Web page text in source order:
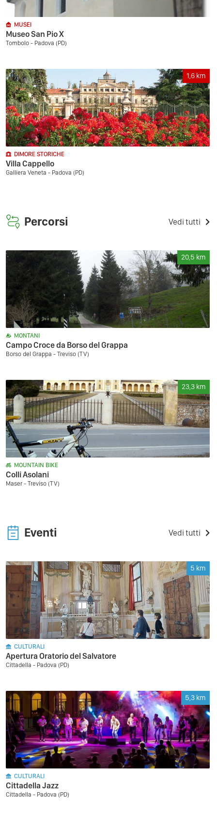
MUSEI
Museo San Pio X
Tombolo - Padova (PD)
1,6 km
DIMORE STORICHE
Villa Cappello
Galliera Veneta - Padova (PD)
Percorsi Vedi tutti
20,5 km
MONTANI
Campo Croce da Borso del Grappa
Borso del Grappa - Treviso (TV)
23,3 km
MOUNTAIN BIKE
Colli Asolani
Maser - Treviso (TV)
Eventi Vedi tutti
5 km
CULTURALI
Apertura Oratorio del Salvatore
Cittadella - Padova (PD)
5,3 km
CULTURALI
Cittadella Jazz
Cittadella - Padova (PD)